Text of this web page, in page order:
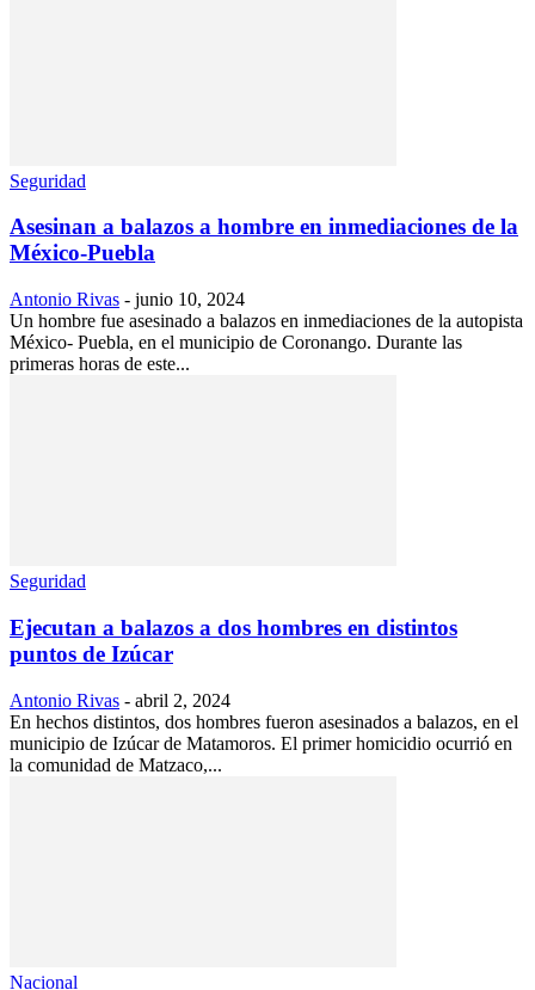
Seguridad
Asesinan a balazos a hombre en inmediaciones de la
México-Puebla
Antonio Rivas - junio 10, 2024
Un hombre fue asesinado a balazos en inmediaciones de la autopista
México- Puebla, en el municipio de Coronango. Durante las
primeras horas de este...
Seguridad
Ejecutan a balazos a dos hombres en distintos
puntos de Izúcar
Antonio Rivas - abril 2, 2024
En hechos distintos, dos hombres fueron asesinados a balazos, en el
municipio de Izúcar de Matamoros. El primer homicidio ocurrió en
la comunidad de Matzaco,...
Nacional